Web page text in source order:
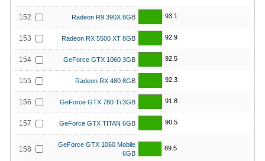
152 Radeon R9 390X 8GB 93.1
153 Radeon RX 5500 XT 8GB 92.9
154 GeForce GTX 1060 3GB 92.5
155 Radeon RX 480 8GB 92.3
156 GeForce GTX 780 Ti 3GB 91.8
157 GeForce GTX TITAN 6GB 90.5
158
GeForce GTX 1060 Mobile
6GB
89.5